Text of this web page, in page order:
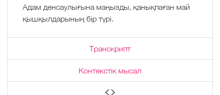
Адам денсаулығына маңызды, қанықпаған май
қышқылдарының бір түрі.
Транскрипт
Контекстік мысал